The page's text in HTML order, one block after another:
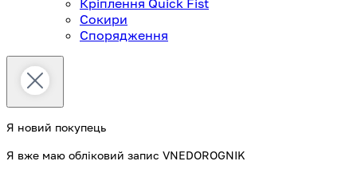
Сокири
Спорядження
Я новий покупець
Я вже маю обліковий запис VNEDOROGNIK